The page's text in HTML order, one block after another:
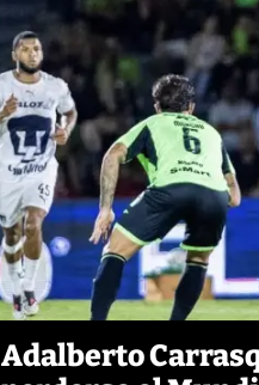
Adalberto